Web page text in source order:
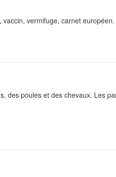
vermifuge, carnet européen.
des poules et des chevaux. Les